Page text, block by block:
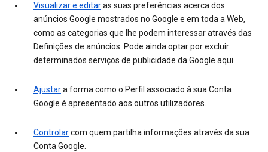
Visualizar e editaras suas preferências acerca dos
anúncios Google mostrados no Google e em toda a Web,
como as categorias que lhe podem interessar através das
Definições de anúncios. Pode ainda optar por excluir
determinados serviços de publicidade da Google aqui.
Ajustara forma como o Perfil associado à sua Conta
Google é apresentado aos outros utilizadores.
Controlarcom quem partilha informações através da sua
Conta Google.